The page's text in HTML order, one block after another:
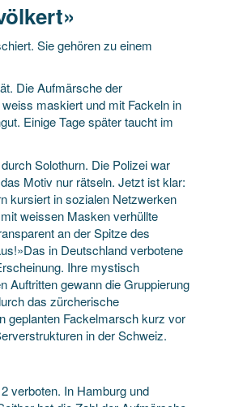
Sie gehören zu einem
Die Aufmärsche der
maskiert und mit Fackeln in
Einige Tage später taucht im
Solothurn. Die Polizei war
Motiv nur rätseln. Jetzt ist klar:
kursiert in sozialen Netzwerken
weissen Masken verhüllte
an der Spitze des
in Deutschland verbotene
Ihre mystisch
Auftritten gewann die Gruppierung
das zürcherische
geplanten Fackelmarsch kurz vor
in der Schweiz.
verboten. In Hamburg und